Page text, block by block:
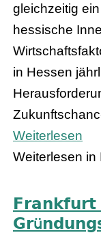
gleichzeitig
hessische
in Hessen
Weiterlesen
Weiterlesen in